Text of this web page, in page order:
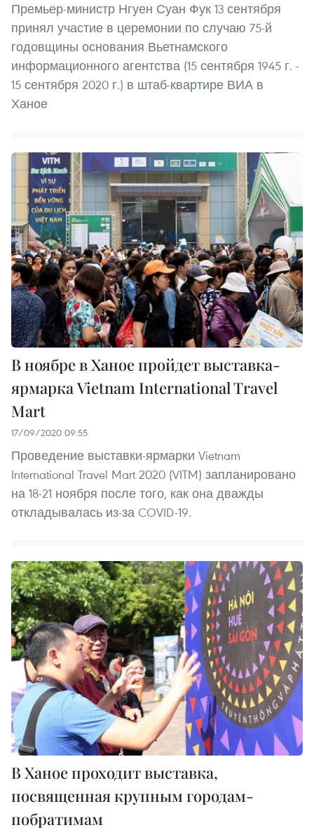
Премьер-министр Нгуен Суан Фук 13 сентября
принял участие в церемонии по случаю 75-й
годовщины основания Вьетнамского
информационного агентства (15 сентября 1945 г. -
15 сентября 2020 г.) в штаб-квартире ВИА в
Ханое
В ноябре в Ханое пройдет выставка-
ярмарка Vietnam International Travel
Mart
17/09/2020 09:55
Проведение выставки-ярмарки Vietnam
International Travel Mart 2020 (VITM) запланировано
на 18-21 ноября после того, как она дважды
откладывалась из-за COVID-19.
В Ханое проходит выставка,
посвященная крупным городам-
побратимам